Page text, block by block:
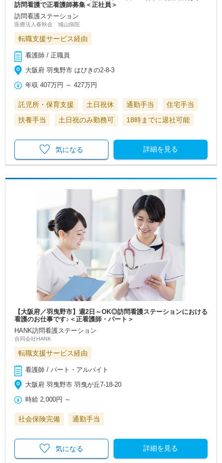
訪問看護で正看護師募集＜正社員＞
訪問看護ステーション
医療法人春秋会 城山病院
転職支援サービス経由
看護師 / 正職員
大阪府 羽曳野市 はびきの2‐8‐3
年収 407万円 ～427万円
託児所・保育支援 土日祝休 通勤手当
住宅手当
扶養手当
土日祝のみ勤務可 18時までに退社可能
詳細を見る
気になる
【大阪府／羽曳野市】週2日～OK◎訪問看護ステーションにおける
看護のお仕事です♪＜正看護師・パート＞
HANK訪問看護ステーション
合同会社HANK
転職支援サービス経由
看護師 / パート・アルバイト
大阪府 羽曳野市 羽曳が丘7-18-20
時給 2,000円 ～
社会保険完備 通勤手当
詳細を見る
気になる